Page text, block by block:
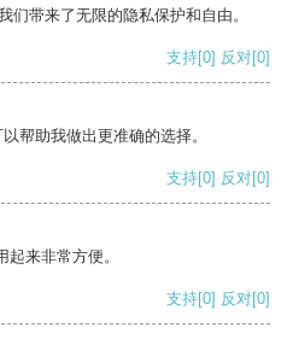
们带来了无限的隐私保护和自由。
支持[0] 反对[0]
帮助我做出更准确的选择。
支持[0] 反对[0]
来非常方便。
支持[0] 反对[0]